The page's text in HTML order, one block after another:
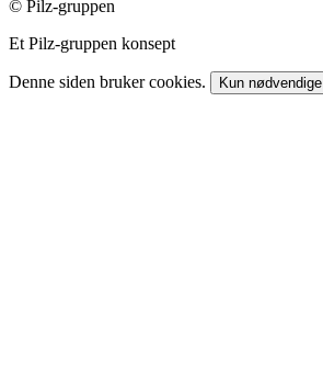
© Pilz-gruppen
Et Pilz-gruppen konsept
Denne siden bruker cookies. Kun nødvendige